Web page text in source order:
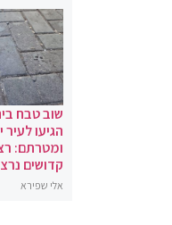
שוב טבח
הגיעו
ומטרתם:
קדושים
אלי שפירא